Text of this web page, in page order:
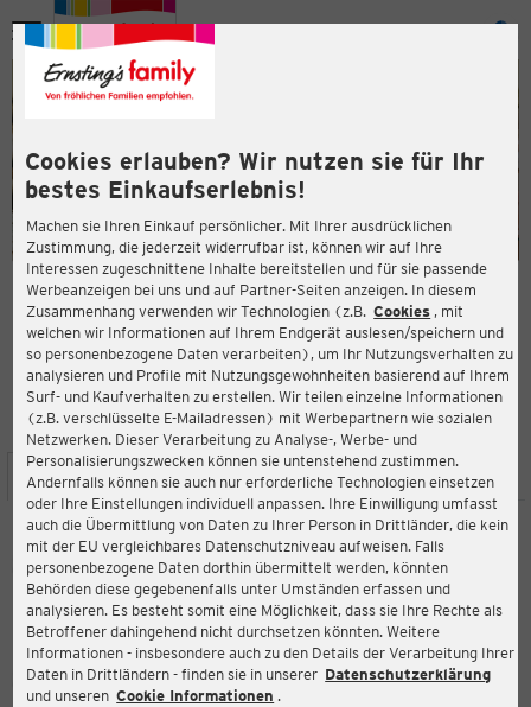
Cookies erlauben? Wir nutzen sie für Ihr
bestes Einkaufserlebnis!
Machen sie Ihren Einkauf persönlicher. Mit Ihrer ausdrücklichen
Zustimmung, die jederzeit widerrufbar ist, können wir auf Ihre
Interessen zugeschnittene Inhalte bereitstellen und für sie passende
Werbeanzeigen bei uns und auf Partner-Seiten anzeigen. In diesem
Zusammenhang verwenden wir Technologien (z.B. Cookies , mit
welchen wir Informationen auf Ihrem Endgerät auslesen/speichern und
so personenbezogene Daten verarbeiten), um Ihr Nutzungsverhalten zu
analysieren und Profile mit Nutzungsgewohnheiten basierend auf Ihrem
Surf- und Kaufverhalten zu erstellen. Wir teilen einzelne Informationen
(z.B. verschlüsselte E-Mailadressen) mit Werbepartnern wie sozialen
Netzwerken. Dieser Verarbeitung zu Analyse-, Werbe- und
Personalisierungszwecken können sie untenstehend zustimmen.
Andernfalls können sie auch nur erforderliche Technologien einsetzen
oder Ihre Einstellungen individuell anpassen. Ihre Einwilligung umfasst
auch die Übermittlung von Daten zu Ihrer Person in Drittländer, die kein
mit der EU vergleichbares Datenschutzniveau aufweisen. Falls
personenbezogene Daten dorthin übermittelt werden, könnten
Behörden diese gegebenenfalls unter Umständen erfassen und
analysieren. Es besteht somit eine Möglichkeit, dass sie Ihre Rechte als
Betroffener dahingehend nicht durchsetzen könnten. Weitere
Informationen - insbesondere auch zu den Details der Verarbeitung Ihrer
Daten in Drittländern - finden sie in unserer Datenschutzerklärung
und unseren Cookie Informationen .
Menü
ERNSTING'S FAMILY FILIALE
Adorfer Straße 45
08258 Markneukirchen
4,8
Bewertung:
STANDORT SERVICES SORTIMENT AKTIONEN
Ernsting's family
Adorfer Straße 45, 08258 Markneukirchen
Aktuell:
Geöffnet